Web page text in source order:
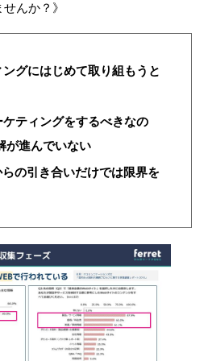
んか？》
グにはじめて取り組もうと
ティングをするべきなの
が進んでいない
の引き合いだけでは限界を